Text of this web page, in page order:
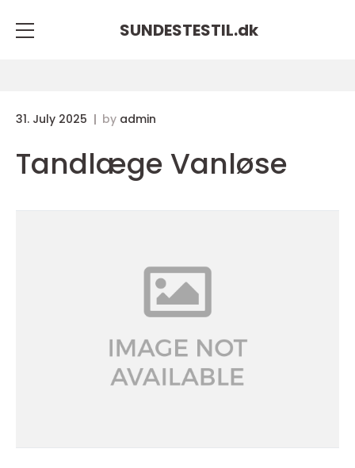
SUNDESTESTIL.dk
31. July 2025 by admin
Tandlæge Vanløse